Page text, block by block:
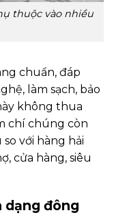
thuộc vào nhiều
chuẩn, đáp
làm sạch, bảo
không thua
chí chúng còn
với hàng hải
cửa hàng, siêu
dạng đông